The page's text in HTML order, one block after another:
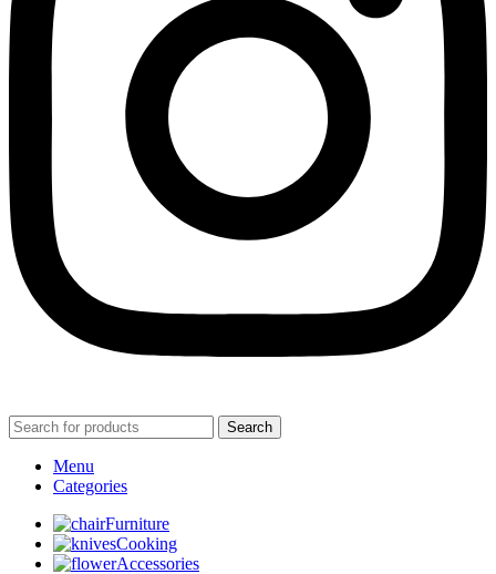
Search
Menu
Categories
Furniture
Cooking
Accessories